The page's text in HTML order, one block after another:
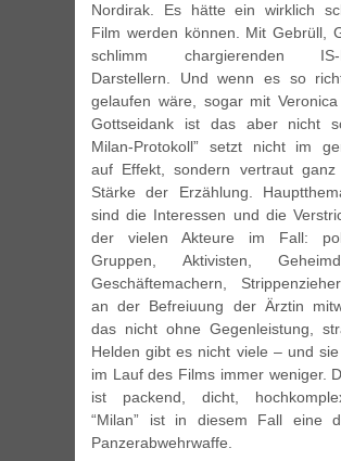
Nordirak. Es hätte ein wirklich
Film werden können. Mit Gebrüll,
schlimm chargierenden IS-
Darstellern. Und wenn es so
gelaufen wäre, sogar mit Veronica
Gottseidank ist das aber nicht
Milan-Protokoll” setzt nicht im
auf Effekt, sondern vertraut
Stärke der Erzählung.
sind die Interessen und die
der vielen Akteure im Fall:
Gruppen, Aktivisten,
Geschäftemachern,
an der Befreiuung der Ärztin
das nicht ohne Gegenleistung,
Helden gibt es nicht viele – und
im Lauf des Films immer weniger.
ist packend, dicht,
“Milan” ist in diesem Fall eine
Panzerabwehrwaffe.